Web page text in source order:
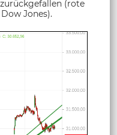
(rote
Jones).